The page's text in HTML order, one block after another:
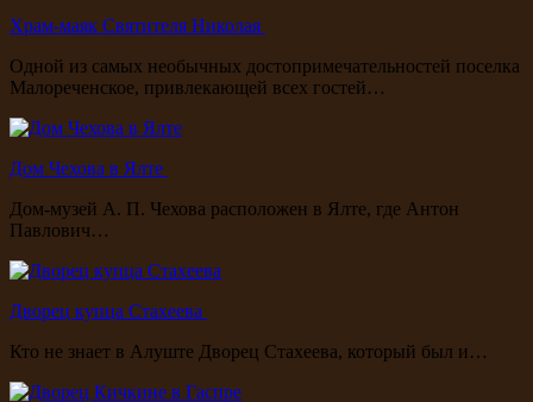
Храм-маяк Святителя Николая
Одной из самых необычных достопримечательностей поселка
Малореченское, привлекающей всех гостей…
Дом Чехова в Ялте
Дом-музей А. П. Чехова расположен в Ялте, где Антон
Павлович…
Дворец купца Стахеева
Кто не знает в Алуште Дворец Стахеева, который был и…